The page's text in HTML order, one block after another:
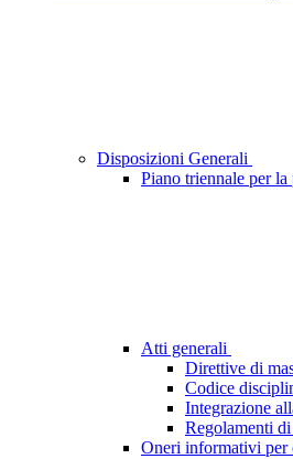
Disposizioni Generali
Piano triennale per la
Atti generali
Direttive di
Codice
Integrazione
Regolamenti
Oneri informativi per